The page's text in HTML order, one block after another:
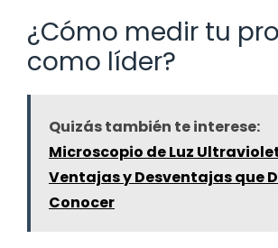
¿Cómo medir tu
como líder?
Quizás también te interese:
Microscopio de Luz
Ventajas y Desventajas que
Conocer